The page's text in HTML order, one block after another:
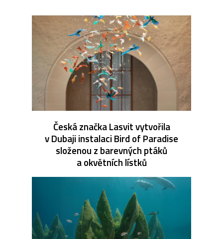
Česká značka Lasvit vytvořila
v Dubaji instalaci Bird of Paradise
složenou z barevných ptáků
a okvětních lístků